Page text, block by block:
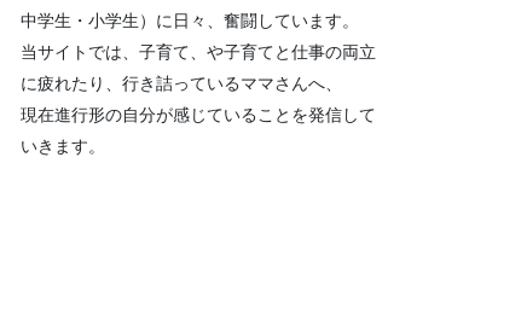
中学生・小学生）に日々、奮闘しています。
当サイトでは、子育て、や子育てと仕事の両立
に疲れたり、行き詰っているママさんへ、
現在進行形の自分が感じていることを発信して
いきます。